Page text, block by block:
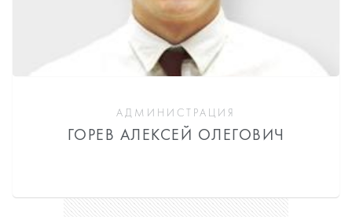
АДМИНИСТРАЦИЯ
ГОРЕВ АЛЕКСЕЙ ОЛЕГОВИЧ